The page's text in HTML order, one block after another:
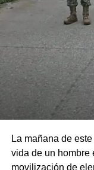
La mañana de
vida de un hombre
movilización de